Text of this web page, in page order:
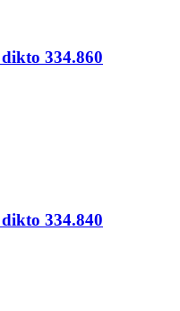
334.860
334.840